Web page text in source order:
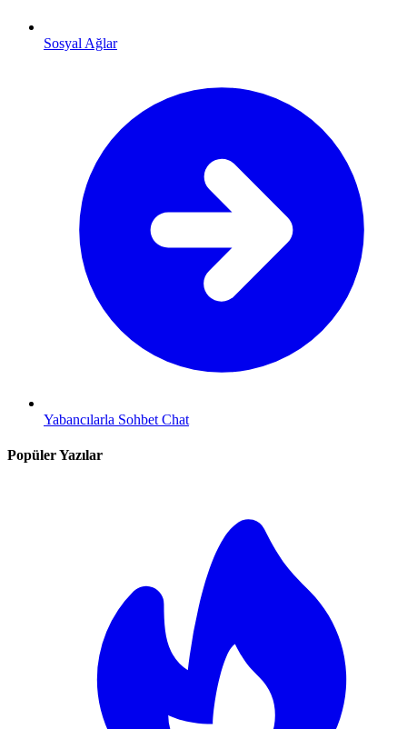
Sosyal Ağlar
Yabancılarla Sohbet Chat
Popüler Yazılar